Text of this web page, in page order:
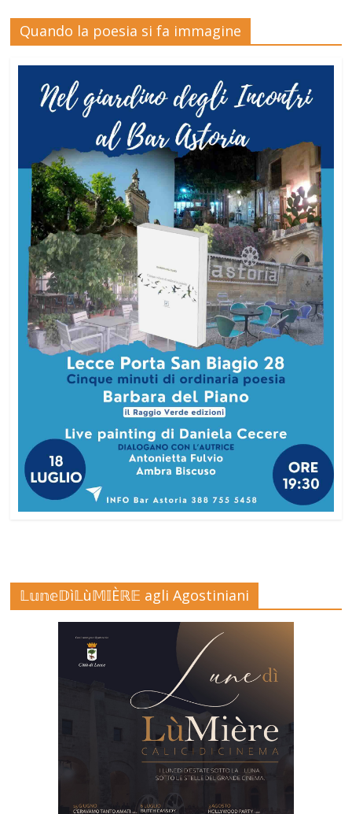
Quando la poesia si fa immagine
𝕃𝕦𝕟𝕖𝔻ì𝕃ù𝕄𝕀Èℝ𝔼 agli Agostiniani